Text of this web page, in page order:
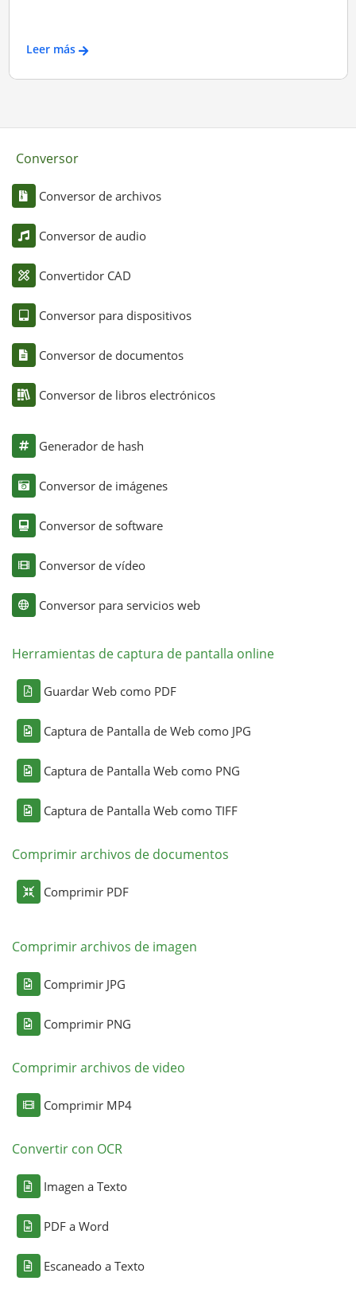
Leer más
Conversor
Conversor de archivos
Conversor de audio
Convertidor CAD
Conversor para dispositivos
Conversor de documentos
Conversor de libros electrónicos
Generador de hash
Conversor de imágenes
Conversor de software
Conversor de vídeo
Conversor para servicios web
Herramientas de captura de pantalla online
Guardar Web como PDF
Captura de Pantalla de Web como JPG
Captura de Pantalla Web como PNG
Captura de Pantalla Web como TIFF
Comprimir archivos de documentos
Comprimir PDF
Comprimir archivos de imagen
Comprimir JPG
Comprimir PNG
Comprimir archivos de video
Comprimir MP4
Convertir con OCR
Imagen a Texto
PDF a Word
Escaneado a Texto